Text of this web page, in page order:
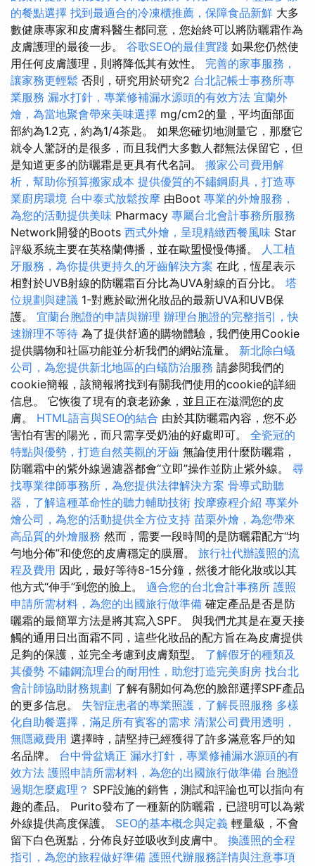
的餐點選擇 找到最適合的冷凍櫃推薦，保障食品新鮮 大多
數健康專家和皮膚科醫生都同意，您始終可以將防曬霜作為
皮膚護理的最後一步。 谷歌SEO的最佳實踐 如果您仍然使
用任何皮膚護理，則將降低其有效性。 完善的家事服務，
讓家務更輕鬆 否則，研究用於研究2 台北記帳士事務所專
業服務 漏水打針，專業修補漏水源頭的有效方法 宜蘭外
燴，為當地聚會帶來美味選擇 mg/cm2的量，平均面部面
部約為1.2克，約為1/4茶匙。 如果您確切地測量它，那麼它
就令人驚訝的是很多，而且我們大多數人都無法保留它，但
是知道更多的防曬霜是更具有代名詞。 搬家公司費用解
析，幫助你預算搬家成本 提供優質的不鏽鋼廚具，打造專
業廚房環境 台中泰式放鬆按摩 由Boot 專業的外燴服務，
為您的活動提供美味 Pharmacy 專屬台北會計事務所服務
Network開發的Boots 西式外燴，呈現精緻西餐風味 Star
評級系統主要在英格蘭傳播，並在歐盟慢慢傳播。 人工植
牙服務，為你提供更持久的牙齒解決方案 在此，恆星表示
相對於UVB射線的防曬霜百分比為UVA射線的百分比。 塔
位規劃與建議 1-對應於歐洲化妝品的最新UVA和UVB保
護。 宜蘭台胞證的申請與辦理 辦理台胞證的完整指引，快
速辦理不等待 為了提供舒適的購物體驗，我們使用Cookie
提供購物和社區功能並分析我們的網站流量。 新北除白蟻
公司，為您提供新北地區的白蟻防治服務 請參閱我們的
cookie簡報，該簡報將找到有關我們使用的cookie的詳細
信息。 它恢復了現有的衰老跡象，並且正在滋潤您的皮
膚。 HTML語言與SEO的結合 由於其防曬霜內容，您不必
害怕有害的陽光，而只需享受奶油的好處即可。 全瓷冠的
特點與優勢，打造自然美觀的牙齒 無論使用什麼防曬霜，
防曬霜中的紫外線過濾器都會“立即”操作並防止紫外線。 尋
找專業律師事務所，為您提供法律解決方案 骨導式助聽
器，了解這種革命性的聽力輔助技術 按摩療程介紹 專業外
燴公司，為您的活動提供全方位支持 苗栗外燴，為您帶來
高品質的外燴服務 然而，需要一段時間的是防曬霜配方“均
勻地分佈”和使您的皮膚穩定的膜層。 旅行社代辦護照的流
程及費用 因此，最好等待8-15分鐘，然後才能化妝或以其
他方式“伸手”到您的臉上。 適合您的台北會計事務所 護照
申請所需材料，為您的出國旅行做準備 確定產品是否是防
曬霜的最簡單方法是將其寫入SPF。 與我們尤其是在夏天接
觸的通用日出面霜不同，這些化妝品的配方旨在為皮膚提供
足夠的保護，並完全考慮到皮膚類型。 了解假牙的種類及
其優勢 不鏽鋼流理台的耐用性，助您打造完美廚房 找台北
會計師協助財務規劃 了解有關如何為您的臉部選擇SPF產品
的更多信息。 失智症患者的專業照護，了解長照服務 多樣
化自助餐選擇，滿足所有賓客的需求 清潔公司費用透明，
無隱藏費用 選擇時，請堅持已經獲得了許多滿意客戶的知
名品牌。 台中骨盆矯正 漏水打針，專業修補漏水源頭的有
效方法 護照申請所需材料，為您的出國旅行做準備 台胞證
過期怎麼處理？ SPF設施的銷售，測試和評論也可以指向有
趣的產品。 Purito發布了一種新的防曬霜，已證明可以為紫
外線提供高度保護。 SEO的基本概念與定義 輕量級，不會
留下白色斑點，分佈良好並吸收到皮膚中。 換護照的全程
指引，為您的旅程做好準備 護照代辦服務詳情與注意事項